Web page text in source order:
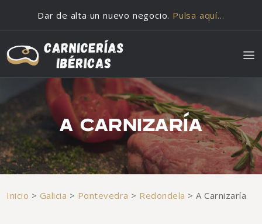
Dar de alta un nuevo negocio. Pulsa aquí…
A CARNIZARÍA
Inicio > Galicia > Pontevedra > Redondela >A Carnizaría